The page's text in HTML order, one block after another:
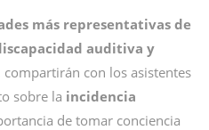
más representativas de
auditiva y
compartirán con los asistentes
sobre la incidencia
de tomar conciencia